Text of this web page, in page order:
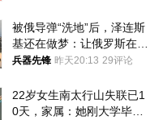
被俄导弹“洗地”后，泽连斯
基还在做梦：让俄罗斯在冬
季前求和？
兵器先锋 昨天20:13 29评论
22岁女生南太行山失联已1
0天，家属：她刚大学毕业